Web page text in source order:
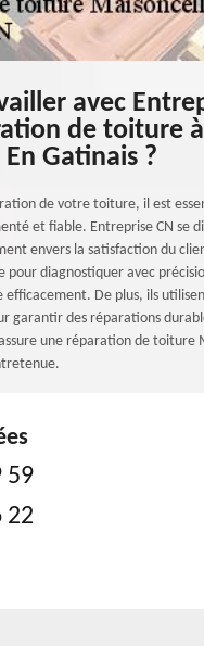
avec
de toiture à
Gatinais ?
de votre toiture, il est
et fiable. Entreprise CN se
envers la satisfaction du
pour diagnostiquer avec
De plus, ils
garantir des réparations
une réparation de toiture
59
22